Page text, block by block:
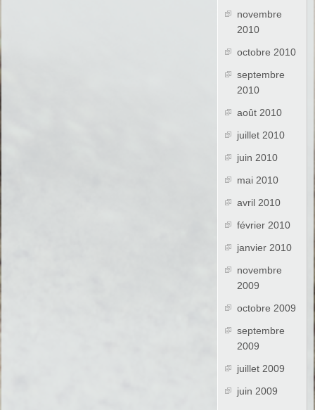
novembre
2010
octobre 2010
septembre
2010
août 2010
juillet 2010
juin 2010
mai 2010
avril 2010
février 2010
janvier 2010
novembre
2009
octobre 2009
septembre
2009
juillet 2009
juin 2009